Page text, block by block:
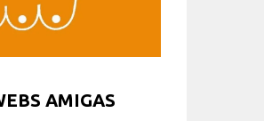
AMIGAS